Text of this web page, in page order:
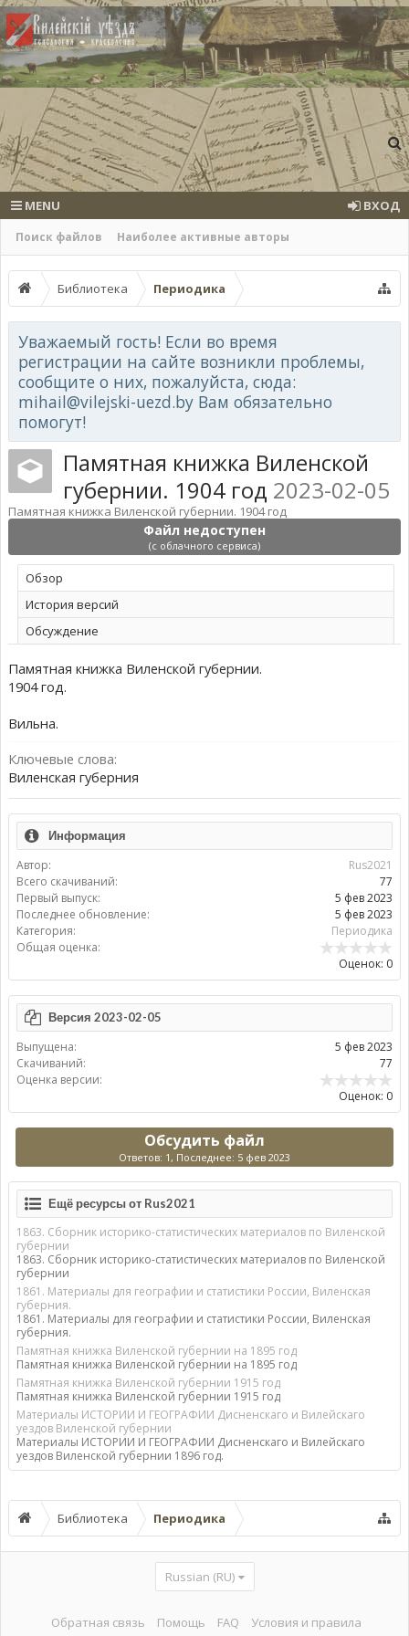
Поиск файлов Наиболее активные авторы
MENU ВХОД
Библиотека Периодика
Уважаемый гость! Если во время
регистрации на сайте возникли проблемы,
сообщите о них, пожалуйста, сюда:
mihail@vilejski-uezd.by Вам обязательно
помогут!
Файл недоступен
(с облачного сервиса)
Памятная книжка Виленской
губернии. 1904 год 2023-02-05
Памятная книжка Виленской губернии. 1904 год
Обзoр
История версий
Обсуждение
Памятная книжка Виленской губернии.
1904 год.
Вильна.
Ключевые слова:
Виленская губерния
Информация
Автор:
Rus2021
Всего скачиваний:
77
Первый выпуск:
5 фев 2023
Последнее обновление:
5 фев 2023
Категория:
Периодика
Общая оценка:
Оценок: 0
Версия 2023-02-05
Выпущена:
5 фев 2023
Скачиваний:
77
Оценка версии:
Оценок: 0
Обсудить файл
Ответов: 1, Последнее: 5 фев 2023
Ещё ресурсы от Rus2021
1863. Сборник историко-статистических материалов по Виленской
губернии
1863. Сборник историко-статистических материалов по Виленской
губернии
1861. Материалы для географии и статистики России, Виленская
губерния.
1861. Материалы для географии и статистики России, Виленская
губерния.
Памятная книжка Виленской губернии на 1895 год
Памятная книжка Виленской губернии на 1895 год
Памятная книжка Виленской губернии 1915 год
Памятная книжка Виленской губернии 1915 год
Материалы ИСТОРИИ И ГЕОГРАФИИ Дисненскаго и Вилейскаго
уездов Виленской губернии
Материалы ИСТОРИИ И ГЕОГРАФИИ Дисненскаго и Вилейскаго
уездов Виленской губернии 1896 год.
Библиотека Периодика
Russian (RU)
Обратная связь Помощь FAQ Условия и правила